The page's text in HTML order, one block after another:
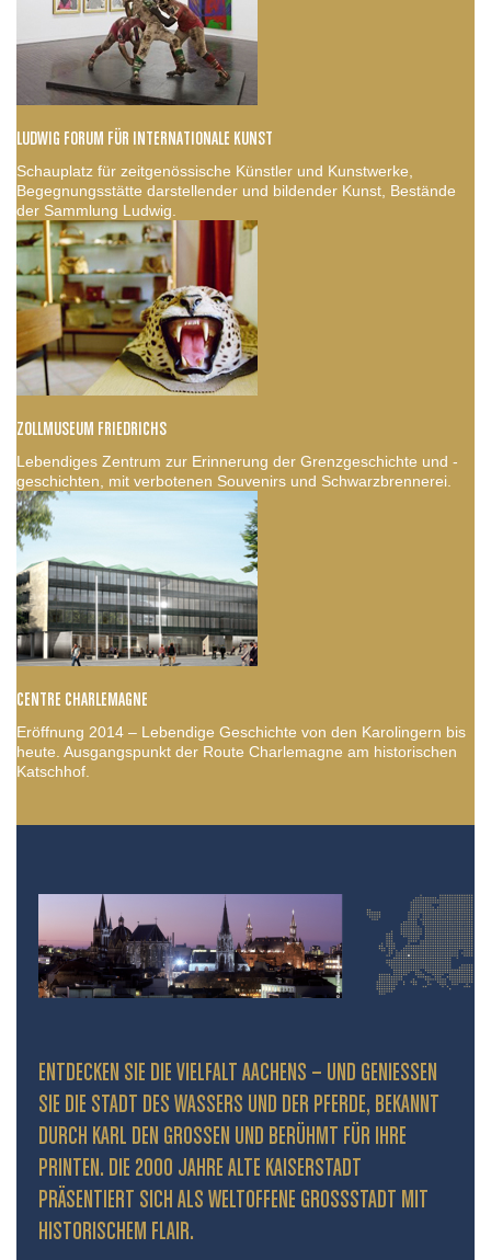
LUDWIG FORUM FÜR INTERNATIONALE KUNST
Schauplatz für zeitgenössische Künstler und Kunstwerke,
Begegnungsstätte darstellender und bildender Kunst, Bestände
der Sammlung Ludwig.
ZOLLMUSEUM FRIEDRICHS
Lebendiges Zentrum zur Erinnerung der Grenzgeschichte und -
geschichten, mit verbotenen Souvenirs und Schwarzbrennerei.
CENTRE CHARLEMAGNE
Eröffnung 2014 – Lebendige Geschichte von den Karolingern bis
heute. Ausgangspunkt der Route Charlemagne am historischen
Katschhof.
ENTDECKEN SIE DIE VIELFALT AACHENS – UND GENIESSEN S
IE DIE STADT DES WASSERS UND DER PFERDE, BEKANNT D
URCH KARL DEN GROSSEN UND BERÜHMT FÜR IHRE PR
INTEN. DIE 2000 JAHRE ALTE KAISERSTADT PR
ÄSENTIERT SICH ALS WELTOFFENE GROSSSTADT MIT HIS
TORISCHEM FLAIR.